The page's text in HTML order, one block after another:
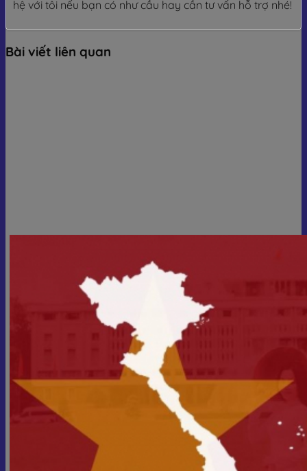
hệ với tôi nếu bạn có như cầu hay cần tư vấn hỗ trợ nhé!
Bài viết liên quan